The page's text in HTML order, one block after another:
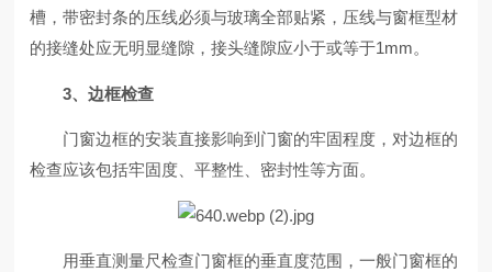
槽，带密封条的压线必须与玻璃全部贴紧，压线与窗框型材
的接缝处应无明显缝隙，接头缝隙应小于或等于1mm。
3、边框检查
门窗边框的安装直接影响到门窗的牢固程度，对边框的
检查应该包括牢固度、平整性、密封性等方面。
用垂直测量尺检查门窗框的垂直度范围，一般门窗框的